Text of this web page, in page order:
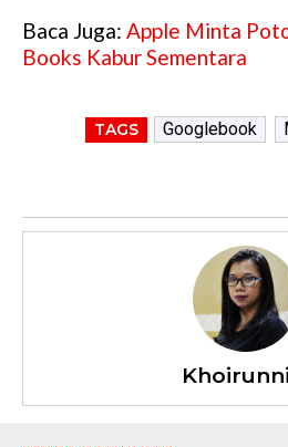
Baca Juga: Apple Minta
Books Kabur Sementara
TAGS Googlebook